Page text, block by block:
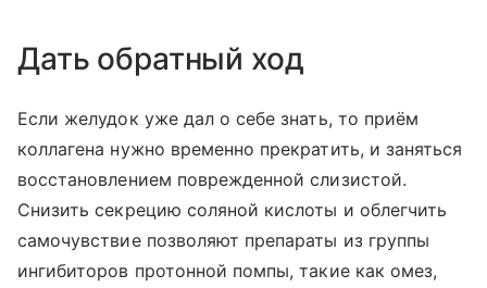
Дать обратный ход
Если желудок уже дал о себе знать, то приём
коллагена нужно временно прекратить, и заняться
восстановлением поврежденной слизистой.
Снизить секрецию соляной кислоты и облегчить
самочувствие позволяют препараты из группы
ингибиторов протонной помпы, такие как омез,